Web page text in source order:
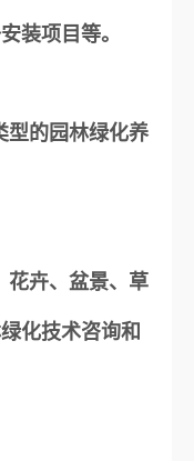
装项目等。
的园林绿化养
卉、盆景、草
化技术咨询和